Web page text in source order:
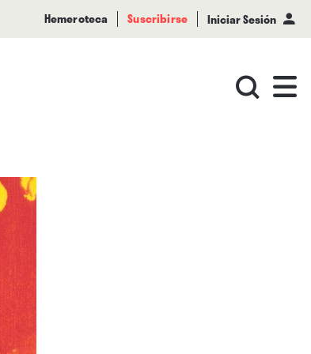
Hemeroteca Suscribirse Iniciar Sesión